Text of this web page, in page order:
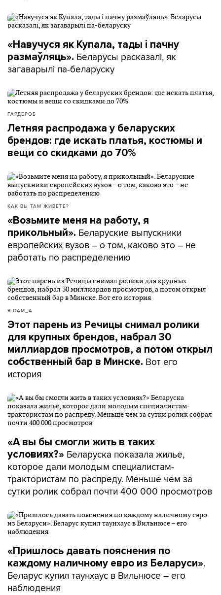
«Навучуся як Купала, тады і пачну
размаўляць». Беларусы расказалі, як
загаварылі па-беларуску
ГАРДЕРОБ
Летняя распродажа у беларуских
брендов: где искать платья, костюмы и
вещи со скидками до 70%
КАК ВЫ ТАМ ЖИВЕТЕ?
«Возьмите меня на работу, я
прикольный». Беларуские выпускники
европейских вузов – о том, каково это – не
работать по распределению
Я САМ_А
Этот парень из Речицы снимал ролики
для крупных брендов, набрал 30
миллиардов просмотров, а потом открыл
собственный бар в Минске. Вот его
история
«А вы бы смогли жить в таких
условиях?» Беларуска показала жилье,
которое дали молодым специалистам-
трактористам по распреду. Меньше чем за
сутки ролик собрал почти 400 000 просмотров
«Пришлось давать пояснения по
каждому наличному евро из Беларуси».
Беларус купил таунхаус в Вильнюсе – его
наблюдения